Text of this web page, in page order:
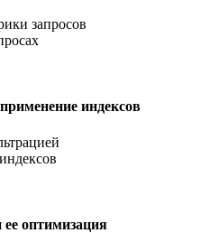
запросов
индексов
оптимизация